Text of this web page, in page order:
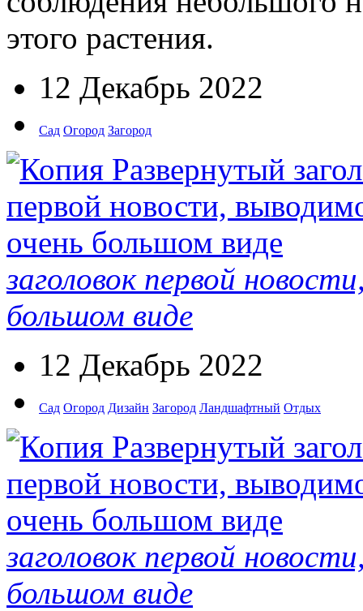
этого растения.
12 Декабрь 2022
Сад Огород Загород
заголовок первой
большом виде
12 Декабрь 2022
Сад Огород Дизайн Загород Ландшафтный Отдых
заголовок первой
большом виде